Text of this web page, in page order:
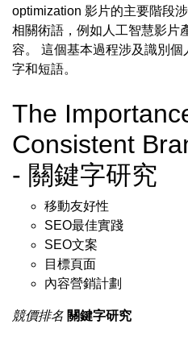
optimization 影片的主要階段
相關術語，例如人工智慧影片
容。 這個基本過程涉及識別
字和短語。
The
Consistent
- 關鍵字研究
移動友好性
SEO最佳實踐
SEO文案
目標頁面
內容營銷計劃
競價排名 關鍵字研究